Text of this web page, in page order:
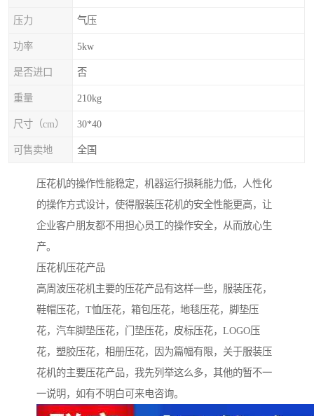
压力 气压
功率 5kw
是否进口 否
重量 210kg
尺寸（cm） 30*40
可售卖地 全国
压花机的操作性能稳定，机器运行损耗能力低，人性化
的操作方式设计，使得服装压花机的安全性能更高，让
企业客户朋友都不用担心员工的操作安全，从而放心生
产。
压花机压花产品
高周波压花机主要的压花产品有这样一些，服装压花，
鞋帽压花，T恤压花，箱包压花，地毯压花，脚垫压
花，汽车脚垫压花，门垫压花，皮标压花，LOGO压
花，塑胶压花，相册压花，因为篇幅有限，关于服装压
花机的主要压花产品，我先列举这么多，其他的暂不一
一说明，如有不明白可来电咨询。